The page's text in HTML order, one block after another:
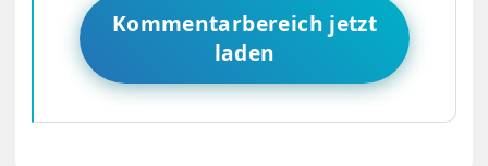
Kommentarbereich jetzt
laden